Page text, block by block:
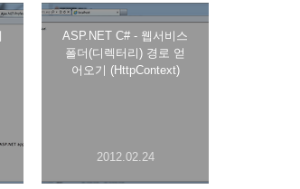
ASP.NET C# - 웹서비스
폴더(디렉터리) 경로 얻
어오기 (HttpContext)
2012.02.24